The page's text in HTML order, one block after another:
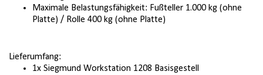
Maximale Belastungsfähigkeit: Fußteller 1.000 kg (ohne
Platte) / Rolle 400 kg (ohne Platte)
Lieferumfang:
1x Siegmund Workstation 1208 Basisgestell